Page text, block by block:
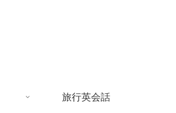
旅行英会話